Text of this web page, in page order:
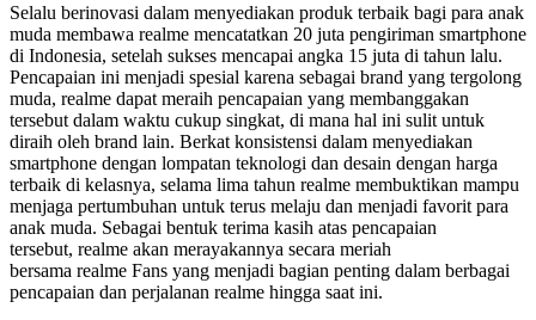
Selalu berinovasi dalam menyediakan produk terbaik bagi para anak
muda membawa realme mencatatkan 20 juta pengiriman smartphone
di Indonesia, setelah sukses mencapai angka 15 juta di tahun lalu.
Pencapaian ini menjadi spesial karena sebagai brand yang tergolong
muda, realme dapat meraih pencapaian yang membanggakan
tersebut dalam waktu cukup singkat, di mana hal ini sulit untuk
diraih oleh brand lain. Berkat konsistensi dalam menyediakan
smartphone dengan lompatan teknologi dan desain dengan harga
terbaik di kelasnya, selama lima tahun realme membuktikan mampu
menjaga pertumbuhan untuk terus melaju dan menjadi favorit para
anak muda. Sebagai bentuk terima kasih atas pencapaian
tersebut, realme akan merayakannya secara meriah
bersama realme Fans yang menjadi bagian penting dalam berbagai
pencapaian dan perjalanan realme hingga saat ini.